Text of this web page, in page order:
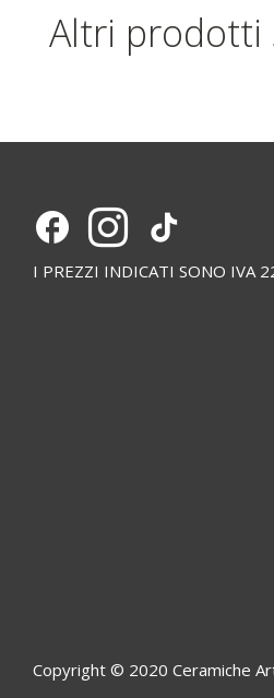
Altri prodotti
I PREZZI INDICATI SONO IVA
Copyright © 2020 Ceramiche